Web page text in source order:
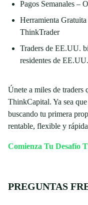
Pagos Semanales –
Herramienta
ThinkTrader
Traders de EE.UU.
residentes de EE.UU.
Únete a miles de traders
ThinkCapital. Ya sea
buscando tu primera
rentable, flexible y
Comienza Tu Desafío
PREGUNTAS